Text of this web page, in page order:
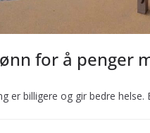
for å penger
er billigere og gir bedre